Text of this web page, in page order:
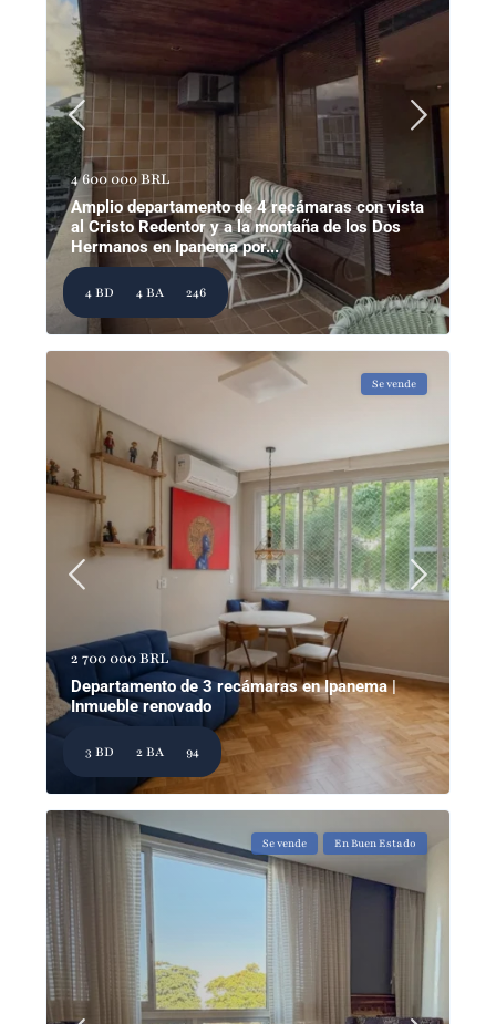
4 600 000 BRL
Amplio departamento de 4 recámaras con vista
al Cristo Redentor y a la montaña de los Dos
Hermanos en Ipanema por...
4 BD 4 BA 246
Se vende
2 700 000 BRL
Departamento de 3 recámaras en Ipanema |
Inmueble renovado
3 BD 2 BA 94
Se vende En Buen Estado